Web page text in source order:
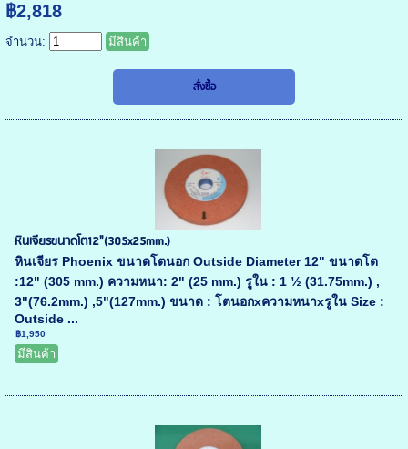
฿2,818
จำนวน: มีสินค้า
หินเจียรขนาดโต12"(305x25mm.)
หินเจียร Phoenix ขนาดโตนอก Outside Diameter 12" ขนาดโต
:12" (305 mm.) ความหนา: 2" (25 mm.) รูใน : 1 ½ (31.75mm.) ,
3"(76.2mm.) ,5"(127mm.) ขนาด : โตนอกxความหนาxรูใน Size :
Outside ...
฿1,950
มีสินค้า